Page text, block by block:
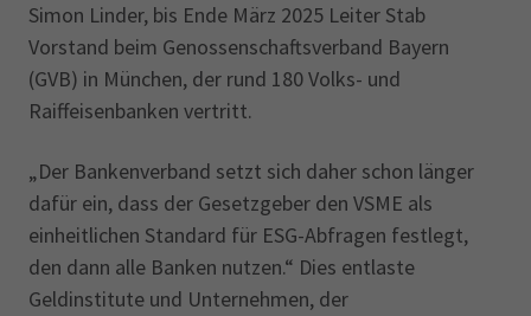
Simon Linder, bis Ende März 2025 Leiter Stab
Vorstand beim Genossenschaftsverband Bayern
(GVB) in München, der rund 180 Volks- und
Raiffeisenbanken vertritt.
„Der Bankenverband setzt sich daher schon länger
dafür ein, dass der Gesetzgeber den VSME als
einheitlichen Standard für ESG-Abfragen festlegt,
den dann alle Banken nutzen.“ Dies entlaste
Geldinstitute und Unternehmen, der